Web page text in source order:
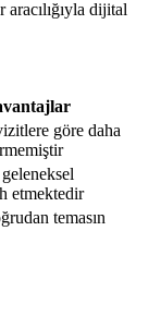
dijital
göre daha
etmektedir
temasın